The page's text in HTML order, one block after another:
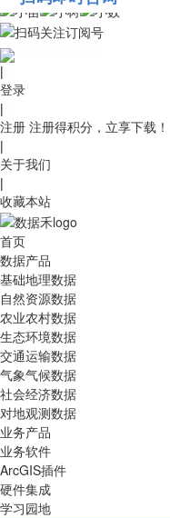
010-53689091
|
登录
|
注册 注册得积分，立享下载！
|
关于我们
|
收藏本站
首页
数据产品
基础地理数据
自然资源数据
农业农村数据
生态环境数据
交通运输数据
气象气候数据
社会经济数据
对地观测数据
业务产品
业务软件
ArcGIS插件
硬件集成
学习园地